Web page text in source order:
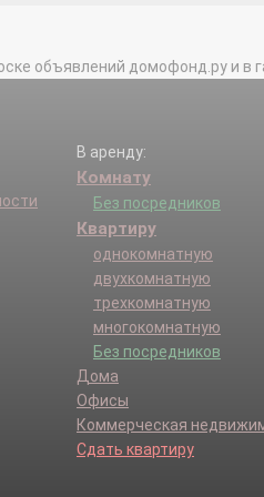
Ескино д.
Малые Жеребцы д.
Медное-Власово п.
Могутово д.
Набережная д.
Петровское с.
Сабурово д.
Соколово д.
Сукманиха д.
объявлений домофонд.ру и в
В аренду:
Комнату
Без посредников
Квартиру
однокомнатную
двухкомнатную
трехкомнатную
многокомнатную
Без посредников
Дома
Офисы
Коммерческая
Сдать квартиру